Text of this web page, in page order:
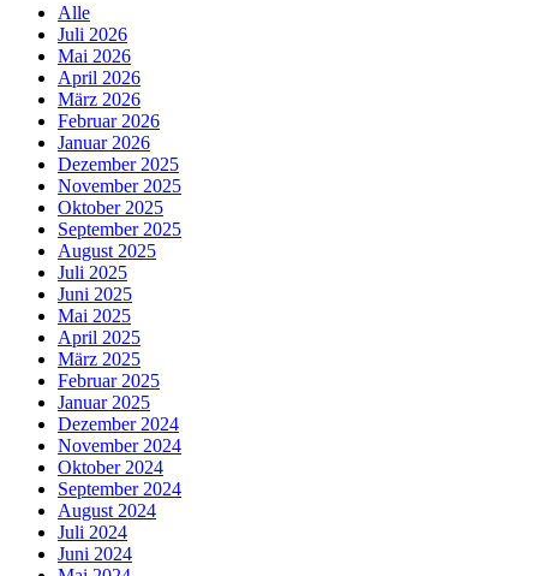
Alle
Juli 2026
Mai 2026
April 2026
März 2026
Februar 2026
Januar 2026
Dezember 2025
November 2025
Oktober 2025
September 2025
August 2025
Juli 2025
Juni 2025
Mai 2025
April 2025
März 2025
Februar 2025
Januar 2025
Dezember 2024
November 2024
Oktober 2024
September 2024
August 2024
Juli 2024
Juni 2024